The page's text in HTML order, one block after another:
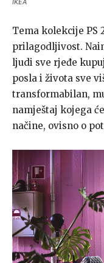
IKEA
Tema kolekcije PS
prilagodljivost.
ljudi sve rjeđe
posla i života sve
transformabilan,
namještaj kojega
načine, ovisno o